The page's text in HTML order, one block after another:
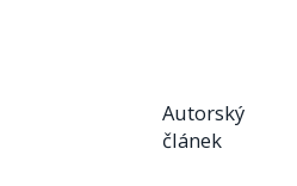
Autorský
článek